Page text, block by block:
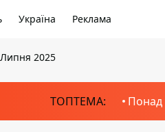
Україна Реклама
2025
ТОПТЕМА: Понад